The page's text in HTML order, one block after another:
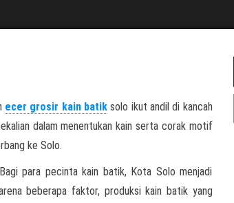
ecer grosir kain batiksolo ikut andil di kancah
dalam menentukan kain serta corak motif
ke Solo.
para pecinta kain batik, Kota Solo menjadi
beberapa faktor, produksi kain batik yang